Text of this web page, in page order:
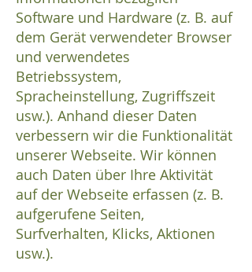
Software und Hardware (z. B. auf
dem Gerät verwendeter Browser
und verwendetes
Betriebssystem,
Spracheinstellung, Zugriffszeit
usw.). Anhand dieser Daten
verbessern wir die Funktionalität
unserer Webseite. Wir können
auch Daten über Ihre Aktivität
auf der Webseite erfassen (z. B.
aufgerufene Seiten,
Surfverhalten, Klicks, Aktionen
usw.).